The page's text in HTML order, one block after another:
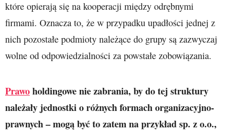
które opierają się na kooperacji między odrębnymi
firmami. Oznacza to, że w przypadku upadłości jednej z
nich pozostałe podmioty należące do grupy są zazwyczaj
wolne od odpowiedzialności za powstałe zobowiązania.
Prawoholdingowe nie zabrania, by do tej struktury
należały jednostki o różnych formach organizacyjno-
prawnych – mogą być to zatem na przykład sp. z o.o.,